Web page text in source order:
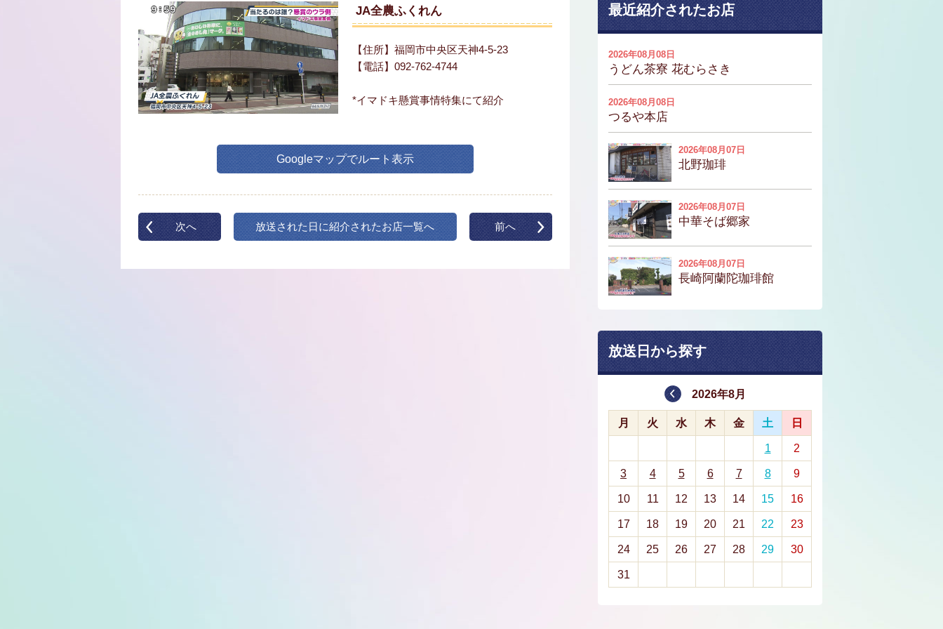
JA全農ふくれん
【住所】福岡市中央区天神4-5-23
【電話】092-762-4744
*イマドキ懸賞事情特集にて紹介
Googleマップでルート表示
次へ 放送された日に紹介されたお店一覧へ 前へ
最近紹介されたお店
2026年08月08日
うどん茶寮 花むらさき
2026年08月08日
つるや本店
2026年08月07日
北野珈琲
2026年08月07日
中華そば郷家
2026年08月07日
長崎阿蘭陀珈琲館
放送日から探す
2026年8月
月 火 水 木 金 土 日
1 2
3 4 5 6 7 8 9
10 11 12 13 14 15 16
17 18 19 20 21 22 23
24 25 26 27 28 29 30
31